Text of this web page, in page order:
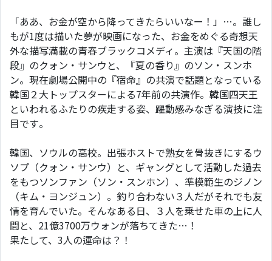
「ああ、お金が空から降ってきたらいいなー！」…。誰し
もが1度は描いた夢が映画になった、お金をめぐる奇想天
外な描写満載の青春ブラックコメディ。主演は『天国の階
段』のクォン・サンウと、『夏の香り』のソン・スンホ
ン。現在劇場公開中の『宿命』の共演で話題となっている
韓国２大トップスターによる7年前の共演作。韓国四天王
といわれるふたりの疾走する姿、躍動感みなぎる演技に注
目です。
韓国、ソウルの高校。出張ホストで熟女を骨抜きにするウ
ソプ（クォン・サンウ）と、ギャングとして活動した過去
をもつソンファン（ソン・スンホン）、準模範生のジノン
（キム・ヨンジュン）。釣り合わない３人だがそれでも友
情を育んでいた。そんなある日、３人を乗せた車の上に人
間と、21億3700万ウォンが落ちてきた…！
果たして、3人の運命は？！